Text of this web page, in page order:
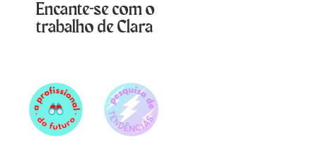
Encante-se com o
trabalho de Clara